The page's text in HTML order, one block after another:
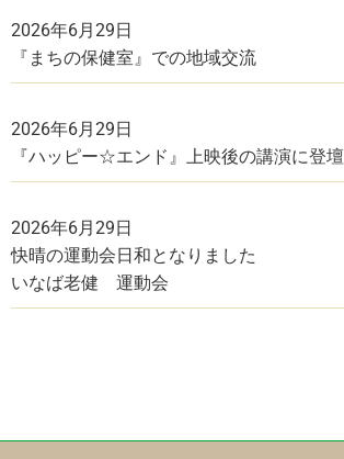
2026年6月29日
『まちの保健室』での地域交流
2026年6月29日
『ハッピー☆エンド』上映後の講演に登壇
2026年6月29日
快晴の運動会日和となりました
いなば老健 運動会